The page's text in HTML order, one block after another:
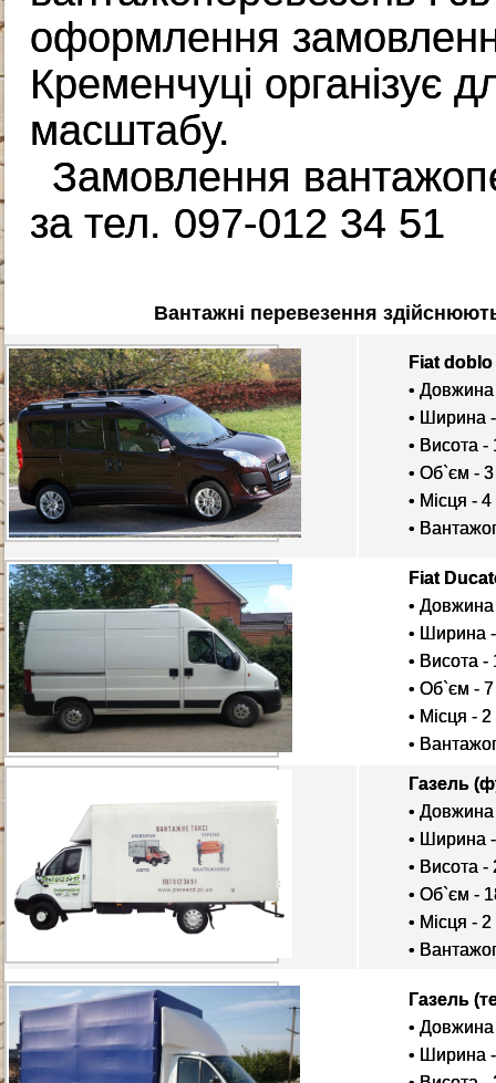
оформлення
Кременчуці організує
масштабу.
Замовлення
за тел. 097-012 34 51
Вантажні перевезення
Fiat doblo
•
• Ширина
• Висота -
• Об`єм -
• Місця - 4
•
Fiat
•
• Ширина
• Висота -
• Об`єм -
• Місця - 2
•
Газель
•
• Ширина
• Висота -
• Об`єм -
• Місця - 2
•
Газель
•
• Ширина